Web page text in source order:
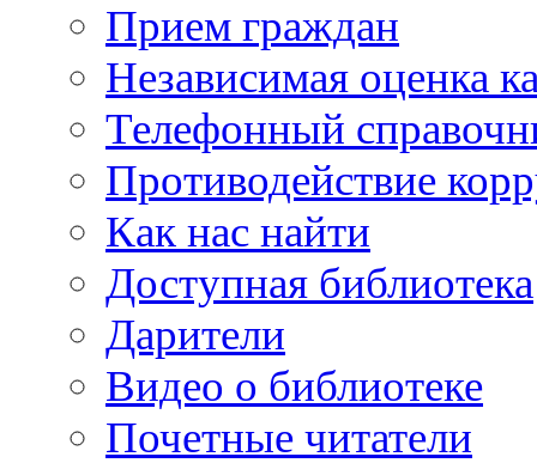
Прием граждан
Независимая оценка
Телефонный
Противодействие
Как нас найти
Доступная библиотека
Дарители
Видео о библиотеке
Почетные читатели